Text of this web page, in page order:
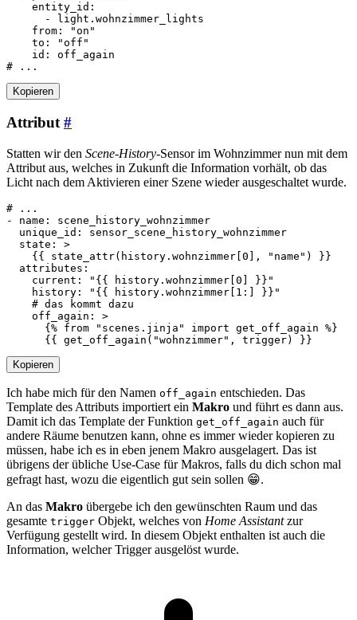
entity_id :
- light.wohnzimmer_lights
from :
"on"
to :
"off"
id :
off_again
# ...
Kopieren
Attribut#
Statten wir den Scene-History-Sensor im Wohnzimmer nun mit dem
Attribut aus, welches in Zukunft die Information vorhält, ob das
Licht nach dem Aktivieren einer Szene wieder ausgeschaltet wurde.
# ...
- name :
scene_history_wohnzimmer
unique_id :
sensor_scene_history_wohnzimmer
state :
>
    {{ state_attr(history.wohnzimmer[0], "name") }}
attributes :
current :
"{{ history.wohnzimmer[0] }}"
history :
"{{ history.wohnzimmer[1:] }}"
# das kommt dazu
off_again :
>
      {{ get_off_again("wohnzimmer", trigger) }}
Kopieren
Ich habe mich für den Namen off_again entschieden. Das
Template des Attributs importiert ein Makro und führt es dann aus.
Damit ich das Template der Funktion get_off_again auch für
andere Räume benutzen kann, ohne es immer wieder kopieren zu
müssen, habe ich es in eben jenem Makro ausgelagert. Das ist
übrigens der übliche Use-Case für Makros, falls du dich schon mal
gefragt hast, wozu die eigentlich gut sein sollen 😁.
An das Makro übergebe ich den gewünschten Raum und das
gesamte trigger Objekt, welches von Home Assistantzur
Verfügung gestellt wird. In diesem Objekt enthalten ist auch die
Information, welcher Trigger ausgelöst wurde.